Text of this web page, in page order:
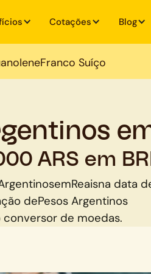
Cotações Blog
IeneFranco Suíço
ARS em
emReaisna data
dePesos Argentinos
de moedas.